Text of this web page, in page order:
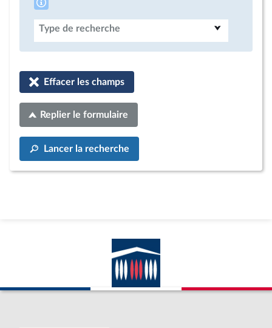
Type de recherche
Effacer les champs
Replier le formulaire
Lancer la recherche